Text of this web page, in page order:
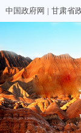
中国政府网 | 甘肃省